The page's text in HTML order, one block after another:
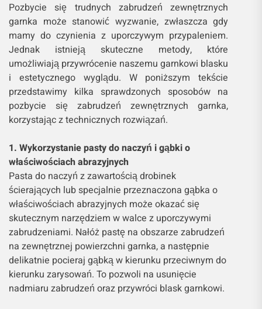
Pozbycie się trudnych zabrudzeń zewnętrznych
garnka może stanowić wyzwanie, zwłaszcza gdy
mamy do czynienia z uporczywym przypaleniem.
Jednak istnieją skuteczne metody, które
umożliwiają przywrócenie naszemu garnkowi blasku
i estetycznego wyglądu. W poniższym tekście
przedstawimy kilka sprawdzonych sposobów na
pozbycie się zabrudzeń zewnętrznych garnka,
korzystając z technicznych rozwiązań.
1. Wykorzystanie pasty do naczyń i gąbki o
właściwościach abrazyjnych
Pasta do naczyń z zawartością drobinek
ścierających lub specjalnie przeznaczona gąbka o
właściwościach abrazyjnych może okazać się
skutecznym narzędziem w walce z uporczywymi
zabrudzeniami. Nałóż pastę na obszarze zabrudzeń
na zewnętrznej powierzchni garnka, a następnie
delikatnie pocieraj gąbką w kierunku przeciwnym do
kierunku zarysowań. To pozwoli na usunięcie
nadmiaru zabrudzeń oraz przywróci blask garnkowi.